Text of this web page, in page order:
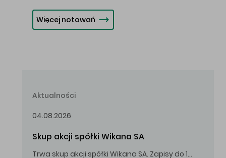
Więcej notowań
Aktualności
04.08.2026
Skup akcji spółki Wikana SA
Trwa skup akcji spółki Wikana SA. Zapisy do 14.08.2026 r. do godz. 16.00.